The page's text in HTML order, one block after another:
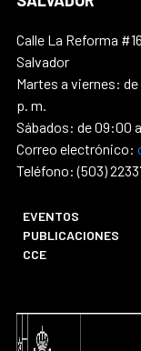
Calle La Reforma
Salvador
Martes a viernes:
p. m.
Sábados: de 09:00
Correo electrónico:
Teléfono: (503)
EVENTOS
PUBLICACIONES
CCE